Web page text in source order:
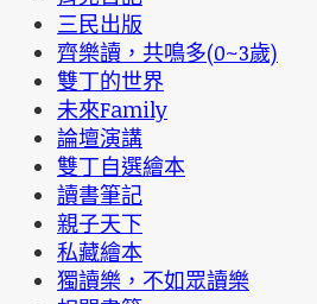
三民出版
齊樂讀，共鳴多(0~3歲)
雙丁的世界
未來Family
論壇演講
雙丁自選繪本
讀書筆記
親子天下
私藏繪本
獨讀樂，不如眾讀樂